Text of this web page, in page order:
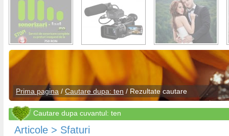
Prima pagina / Cautare dupa: ten / Rezultate cautare
Cautare dupa cuvantul: ten
Articole > Sfaturi